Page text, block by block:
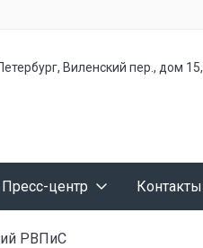
Виленский пер., дом 15,
Пресс-центр Контакты
РВПиС